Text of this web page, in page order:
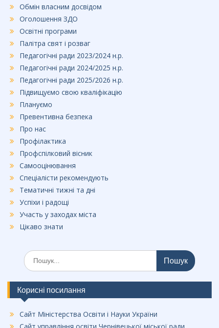
Обмін власним досвідом
Оголошення ЗДО
Освітні програми
Палітра свят і розваг
Педагогічні ради 2023/2024 н.р.
Педагогічні ради 2024/2025 н.р.
Педагогічні ради 2025/2026 н.р.
Підвищуємо свою кваліфікацію
Плануємо
Превентивна безпека
Про нас
Профілактика
Профспілковий вісник
Самооцінювання
Спеціалісти рекомендують
Тематичні тижні та дні
Успіхи і радощі
Участь у заходах міста
Цікаво знати
Шукати:
Корисні посилання
Сайт Міністерства Освіти і Науки України